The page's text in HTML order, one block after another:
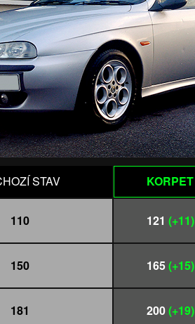
STAV KORPET
110 121 (+11)
150 165(+15)
181 200(+19)